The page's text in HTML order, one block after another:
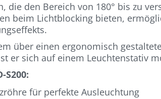
die den Bereich von 180° bis zu
beim Lichtblocking bieten,
über einen ergonomisch
er sich auf einem Leuchtenstativ
für perfekte Ausleuchtung